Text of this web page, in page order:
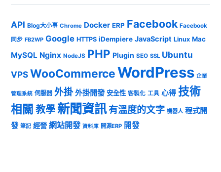
API Blog大小事 Chrome Docker ERP Facebook Facebook
同步 FB2WP Google HTTPS iDempiere JavaScript Linux Mac
MySQL Nginx NodeJS PHP Plugin SEO SSL Ubuntu
VPSWooCommerceWordPress 企業
管理系統 伺服器 外掛 外掛開發 安全性 客製化 工具 心得 技術
相關 教學 新聞資訊有溫度的文字 機器人 程式開
發 筆記 經營 網站開發 資料庫 開源ERP 開發